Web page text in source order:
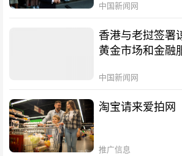
中国新闻网
香港与老挝签署
黄金市场和金融
中国新闻网
淘宝请来爱拍网
推广信息